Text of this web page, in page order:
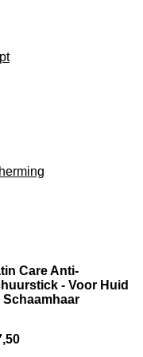
Care Anti-
- Voor Huid
Schaamhaar